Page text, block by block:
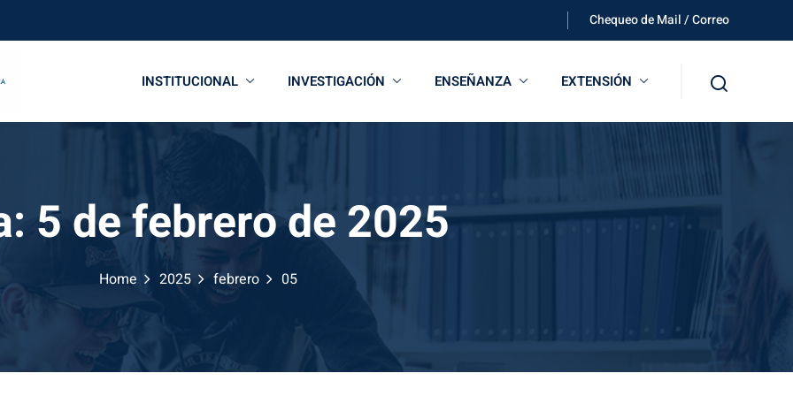
Chequeo de Mail / Correo
INSTITUCIONAL INVESTIGACIÓN ENSEÑANZA EXTENSIÓN
5 de febrero de 2025
Home 2025 febrero 05